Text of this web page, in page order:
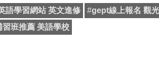
語學習網站 英文進修 #gept線上報名 觀
習班推薦 美語學校